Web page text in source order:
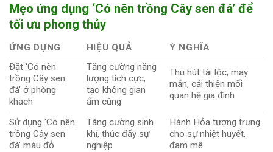
Mẹo ứng dụng ‘Có nên trồng Cây sen đá’ để
tối ưu phong thủy
ỨNG DỤNG HIỆU QUẢ
Ý NGHĨA
Đặt ‘Có nên
trồng Cây sen
đá’ ở phòng
khách
Tăng cường năng
lượng tích cực,
tạo không gian
ấm cúng
Thu hút tài lộc, may
mắn, cải thiện mối
quan hệ gia đình
Sử dụng ‘Có nên
trồng Cây sen
đá’ màu đỏ
Tăng cường sinh
khí, thúc đẩy sự
nghiệp
Hành Hỏa tượng trưng
cho sự nhiệt huyết,
đam mê